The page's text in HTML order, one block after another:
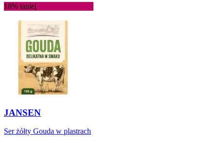
18% taniej
JANSEN
Ser żółty Gouda w plastrach